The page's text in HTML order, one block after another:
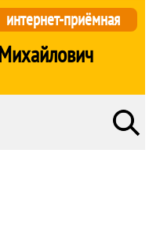
интернет-приёмная